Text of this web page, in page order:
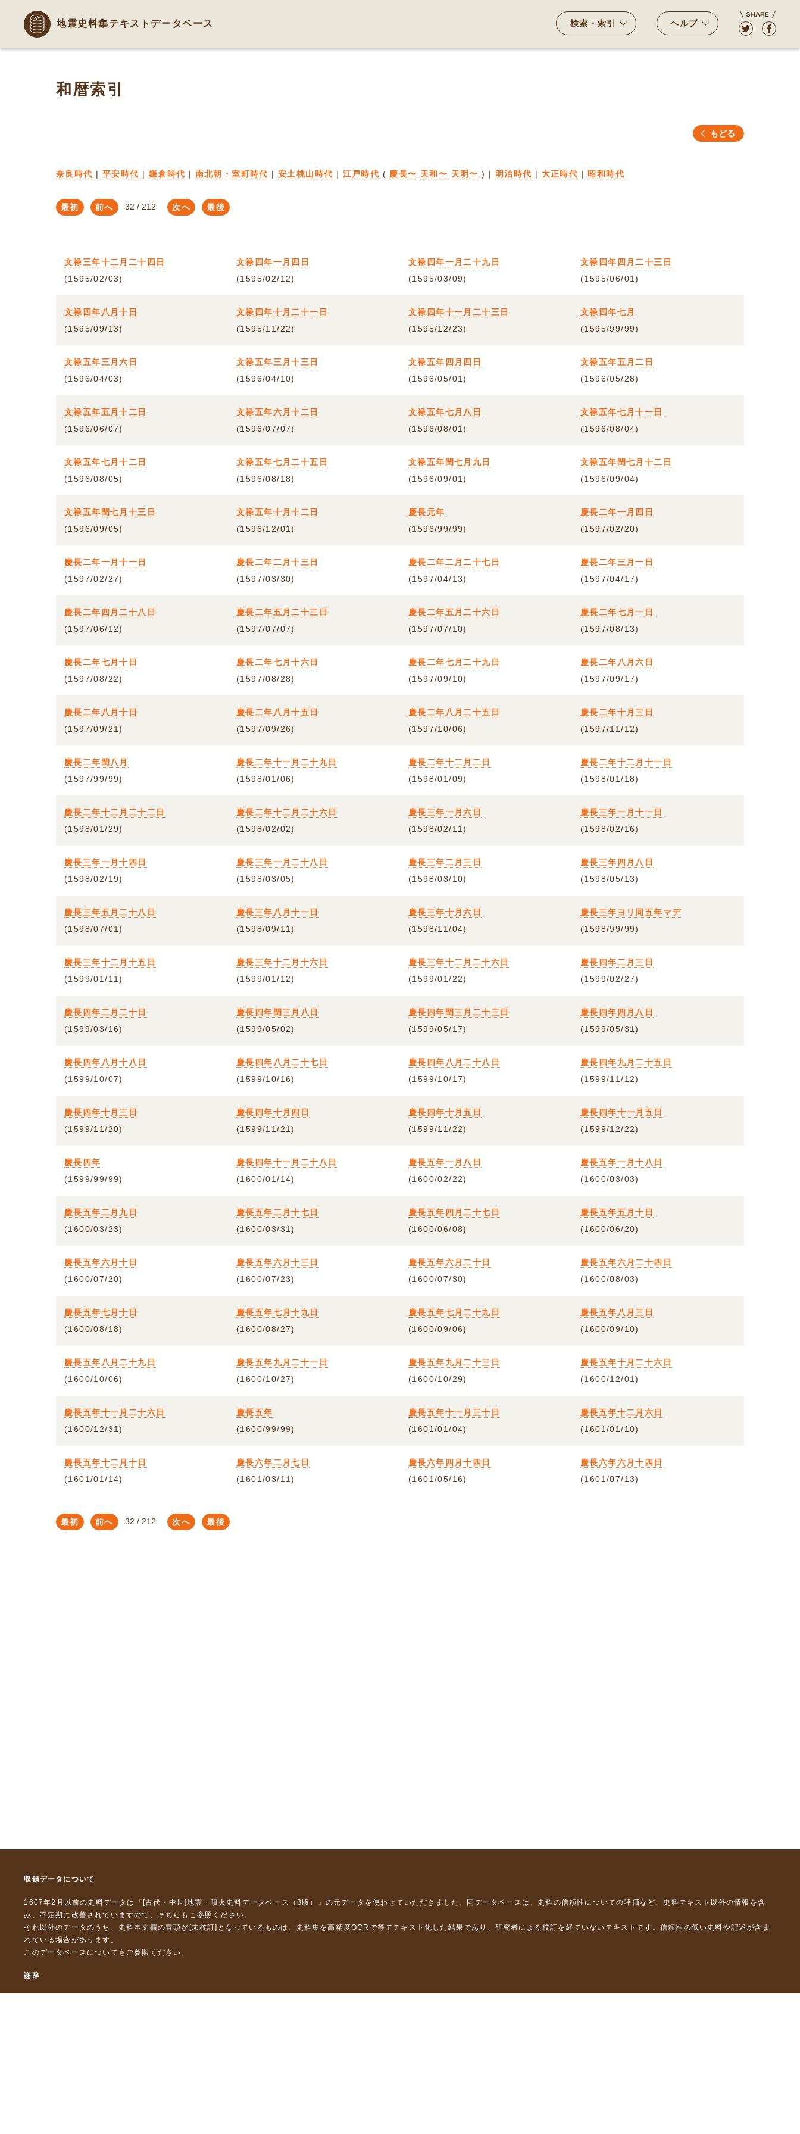
地震史料集テキストデータベース 検索・索引 ヘルプ
和暦索引
もどる
奈良時代 | 平安時代 | 鎌倉時代 | 南北朝・室町時代 | 安土桃山時代 | 江戸時代 ( 慶長〜 天和〜 天明〜 ) | 明治時代 | 大正時代 | 昭和時代
最初 前へ 次へ 最後
文禄三年十二月二十四日
(1595/02/03)
文禄四年一月四日
(1595/02/12)
文禄四年一月二十九日
(1595/03/09)
文禄四年四月二十三日
(1595/06/01)
文禄四年八月十日
(1595/09/13)
文禄四年十月二十一日
(1595/11/22)
文禄四年十一月二十三日
(1595/12/23)
文禄四年七月
(1595/99/99)
文禄五年三月六日
(1596/04/03)
文禄五年三月十三日
(1596/04/10)
文禄五年四月四日
(1596/05/01)
文禄五年五月二日
(1596/05/28)
文禄五年五月十二日
(1596/06/07)
文禄五年六月十二日
(1596/07/07)
文禄五年七月八日
(1596/08/01)
文禄五年七月十一日
(1596/08/04)
文禄五年七月十二日
(1596/08/05)
文禄五年七月二十五日
(1596/08/18)
文禄五年閏七月九日
(1596/09/01)
文禄五年閏七月十二日
(1596/09/04)
文禄五年閏七月十三日
(1596/09/05)
文禄五年十月十二日
(1596/12/01)
慶長元年
(1596/99/99)
慶長二年一月四日
(1597/02/20)
慶長二年一月十一日
(1597/02/27)
慶長二年二月十三日
(1597/03/30)
慶長二年二月二十七日
(1597/04/13)
慶長二年三月一日
(1597/04/17)
慶長二年四月二十八日
(1597/06/12)
慶長二年五月二十三日
(1597/07/07)
慶長二年五月二十六日
(1597/07/10)
慶長二年七月一日
(1597/08/13)
慶長二年七月十日
(1597/08/22)
慶長二年七月十六日
(1597/08/28)
慶長二年七月二十九日
(1597/09/10)
慶長二年八月六日
(1597/09/17)
慶長二年八月十日
(1597/09/21)
慶長二年八月十五日
(1597/09/26)
慶長二年八月二十五日
(1597/10/06)
慶長二年十月三日
(1597/11/12)
慶長二年閏八月
(1597/99/99)
慶長二年十一月二十九日
(1598/01/06)
慶長二年十二月二日
(1598/01/09)
慶長二年十二月十一日
(1598/01/18)
慶長二年十二月二十二日
(1598/01/29)
慶長二年十二月二十六日
(1598/02/02)
慶長三年一月六日
(1598/02/11)
慶長三年一月十一日
(1598/02/16)
慶長三年一月十四日
(1598/02/19)
慶長三年一月二十八日
(1598/03/05)
慶長三年二月三日
(1598/03/10)
慶長三年四月八日
(1598/05/13)
慶長三年五月二十八日
(1598/07/01)
慶長三年八月十一日
(1598/09/11)
慶長三年十月六日
(1598/11/04)
慶長三年ヨリ同五年マデ
(1598/99/99)
慶長三年十二月十五日
(1599/01/11)
慶長三年十二月十六日
(1599/01/12)
慶長三年十二月二十六日
(1599/01/22)
慶長四年二月三日
(1599/02/27)
慶長四年二月二十日
(1599/03/16)
慶長四年閏三月八日
(1599/05/02)
慶長四年閏三月二十三日
(1599/05/17)
慶長四年四月八日
(1599/05/31)
慶長四年八月十八日
(1599/10/07)
慶長四年八月二十七日
(1599/10/16)
慶長四年八月二十八日
(1599/10/17)
慶長四年九月二十五日
(1599/11/12)
慶長四年十月三日
(1599/11/20)
慶長四年十月四日
(1599/11/21)
慶長四年十月五日
(1599/11/22)
慶長四年十一月五日
(1599/12/22)
慶長四年
(1599/99/99)
慶長四年十一月二十八日
(1600/01/14)
慶長五年一月八日
(1600/02/22)
慶長五年一月十八日
(1600/03/03)
慶長五年二月九日
(1600/03/23)
慶長五年二月十七日
(1600/03/31)
慶長五年四月二十七日
(1600/06/08)
慶長五年五月十日
(1600/06/20)
慶長五年六月十日
(1600/07/20)
慶長五年六月十三日
(1600/07/23)
慶長五年六月二十日
(1600/07/30)
慶長五年六月二十四日
(1600/08/03)
慶長五年七月十日
(1600/08/18)
慶長五年七月十九日
(1600/08/27)
慶長五年七月二十九日
(1600/09/06)
慶長五年八月三日
(1600/09/10)
慶長五年八月二十九日
(1600/10/06)
慶長五年九月二十一日
(1600/10/27)
慶長五年九月二十三日
(1600/10/29)
慶長五年十月二十六日
(1600/12/01)
慶長五年十一月二十六日
(1600/12/31)
慶長五年
(1600/99/99)
慶長五年十一月三十日
(1601/01/04)
慶長五年十二月六日
(1601/01/10)
慶長五年十二月十日
(1601/01/14)
慶長六年二月七日
(1601/03/11)
慶長六年四月十四日
(1601/05/16)
慶長六年六月十四日
(1601/07/13)
最初 前へ 次へ 最後
収録データについて
1607年2月以前の史料データは『 [古代・中世]地震・噴火史料データベース（β版）』 の元データを使わせていただきました。同データベースは、史料の信頼性についての評価など、史料テキスト以外の情報を含
み、不定期に改善されていますので、 そちら もご参照ください。
それ以外のデータのうち、史料本文欄の冒頭が[未校訂]となっているものは、史料集を高精度OCRで等でテキスト化した結果であり、研究者による校訂を経ていないテキストです。信頼性の低い史料や記述が含ま
れている場合があります。
このデータベースについて もご参照ください。
謝辞